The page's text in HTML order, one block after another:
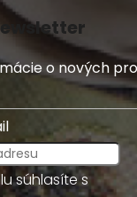
o nových
Vložením e-mailu súhlasíte s